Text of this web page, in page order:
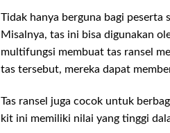
Tidak hanya berguna bagi peserta
Misalnya, tas ini bisa digunakan
multifungsi membuat tas ransel
tas tersebut, mereka dapat
Tas ransel juga cocok untuk
kit ini memiliki nilai yang tinggi